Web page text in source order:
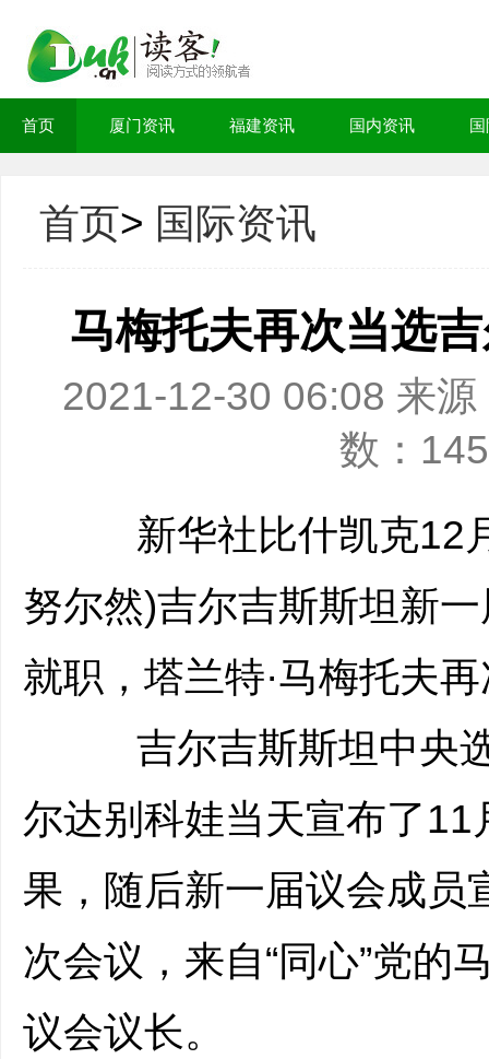
首页 厦门资讯 福建资讯 国内资讯
首页> 国际资讯
马梅托夫再次当选
2021-12-30 06:08 来
数：
新华社比什凯克12
努尔然)吉尔吉斯斯坦新
就职，塔兰特·马梅托夫
吉尔吉斯斯坦中央
尔达别科娃当天宣布了
果，随后新一届议会成员
次会议，来自“同心”党的
议会议长。